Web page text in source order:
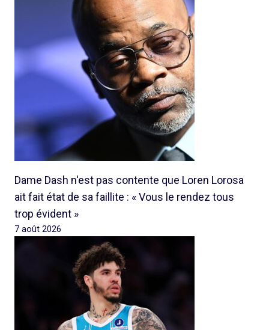
Dame Dash n'est pas contente que Loren Lorosa
ait fait état de sa faillite : « Vous le rendez tous
trop évident »
7 août 2026